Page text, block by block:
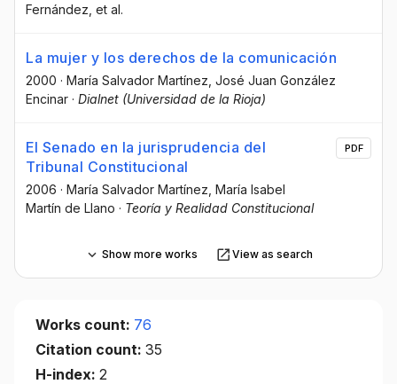
Fernández , et al.
La mujer y los derechos de la comunicación
2000 · María Salvador Martínez , José Juan González
Encinar · Dialnet (Universidad de la Rioja)
El Senado en la jurisprudencia del
Tribunal Constitucional
2006 · María Salvador Martínez , María Isabel
Martín de Llano · Teoría y Realidad Constitucional
PDF
Show more works View as search
Works count: 76
Citation count: 35
H-index: 2